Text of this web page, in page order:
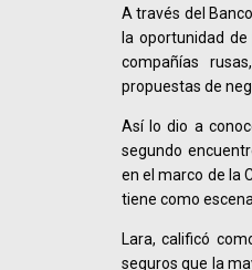
A través del
la oportunidad
compañías
propuestas de
Así lo dio a
segundo
en el marco de la
tiene como
Lara, calificó
seguros que la